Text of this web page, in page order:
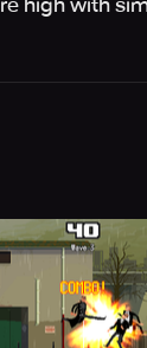
high with